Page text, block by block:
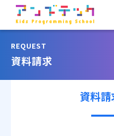
学べる内容
REQUEST
資料請求
資料